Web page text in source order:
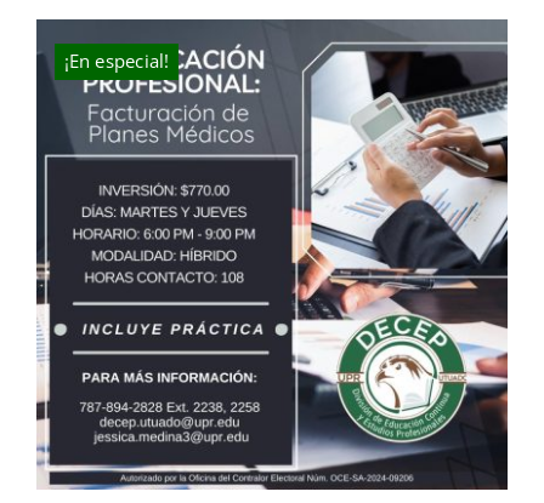
was:
$300.00.
is:
$250.00.
¡En especial!